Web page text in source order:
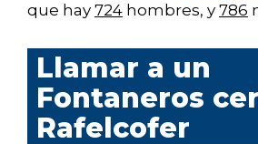
que hay 724 hombres, y 786
Llamar a un
Fontaneros
Rafelcofer